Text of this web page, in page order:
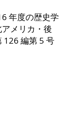
年度の歴史学
メリカ・後
126 編第 5 号